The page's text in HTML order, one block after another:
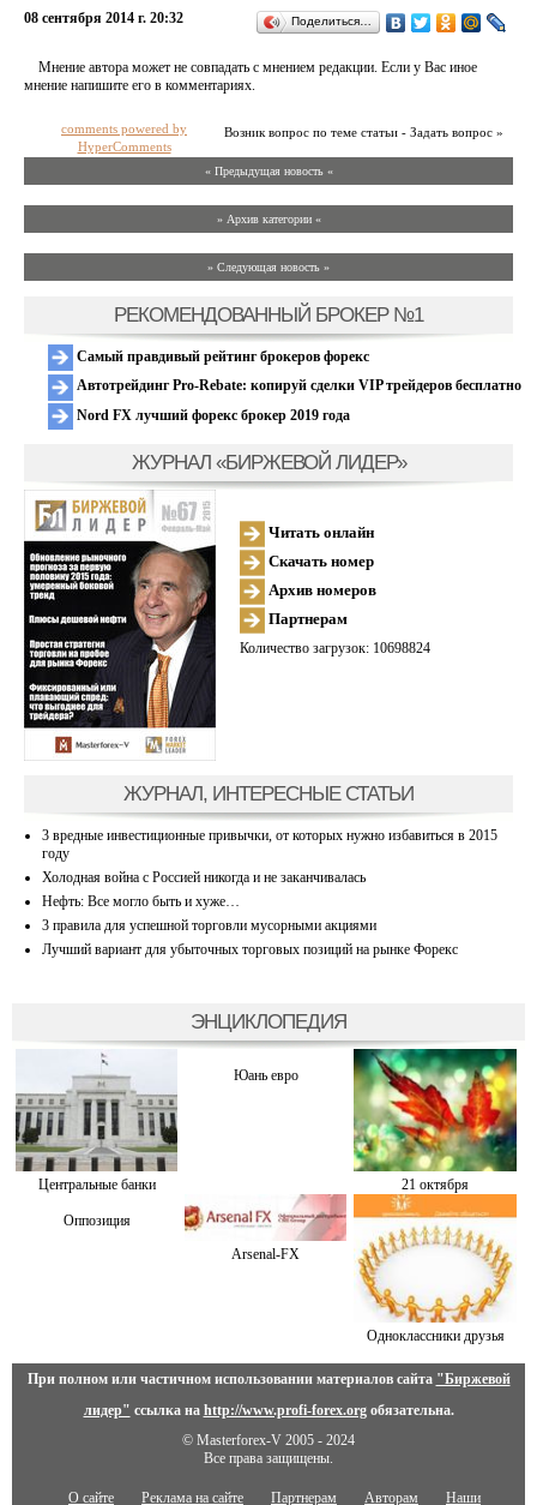
08 сентября 2014 г. 20:32 Поделиться…
Мнение автора может не совпадать с мнением редакции. Если у Вас иное
мнение напишите его в комментариях.
Возник вопрос по теме статьи - Задать вопрос »
comments powered by
HyperComments
« Предыдущая новость «
» Архив категории «
» Следующая новость »
РЕКОМЕНДОВАННЫЙ БРОКЕР №1
Самый правдивый рейтинг брокеров форекс
Автотрейдинг Pro-Rebate: копируй сделки VIP трейдеров бесплатно
Nord FX лучший форекс брокер 2019 года
ЖУРНАЛ «БИРЖЕВОЙ ЛИДЕР»
Читать онлайн
Скачать номер
Архив номеров
Партнерам
Количество загрузок: 10698824
ЖУРНАЛ, ИНТЕРЕСНЫЕ СТАТЬИ
3 вредные инвестиционные привычки, от которых нужно избавиться в 2015
году
Холодная война с Россией никогда и не заканчивалась
Нефть: Все могло быть и хуже…
3 правила для успешной торговли мусорными акциями
Лучший вариант для убыточных торговых позиций на рынке Форекс
ЭНЦИКЛОПЕДИЯ
Центральные банки
Юань евро
21 октября
Оппозиция
Arsenal-FX
Одноклассники друзья
При полном или частичном использовании материалов сайта "Биржевой
лидер" ссылка на http://www.profi-forex.orgобязательна.
© Masterforex-V 2005 - 2024
Все права защищены.
О сайте Реклама на сайте Партнерам Авторам Наши